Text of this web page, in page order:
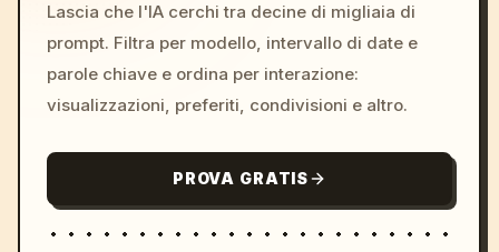
Lascia che l'IA cerchi tra decine di migliaia di
prompt. Filtra per modello, intervallo di date e
parole chiave e ordina per interazione:
visualizzazioni, preferiti, condivisioni e altro.
PROVA GRATIS